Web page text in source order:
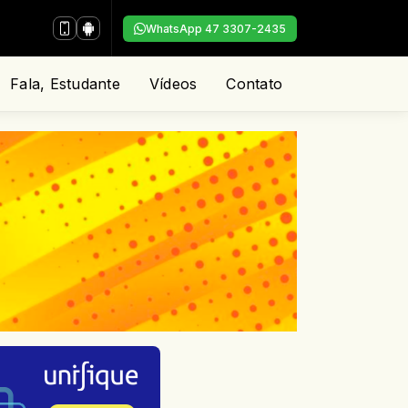
WhatsApp 47 3307-2435
Fala, Estudante Vídeos Contato